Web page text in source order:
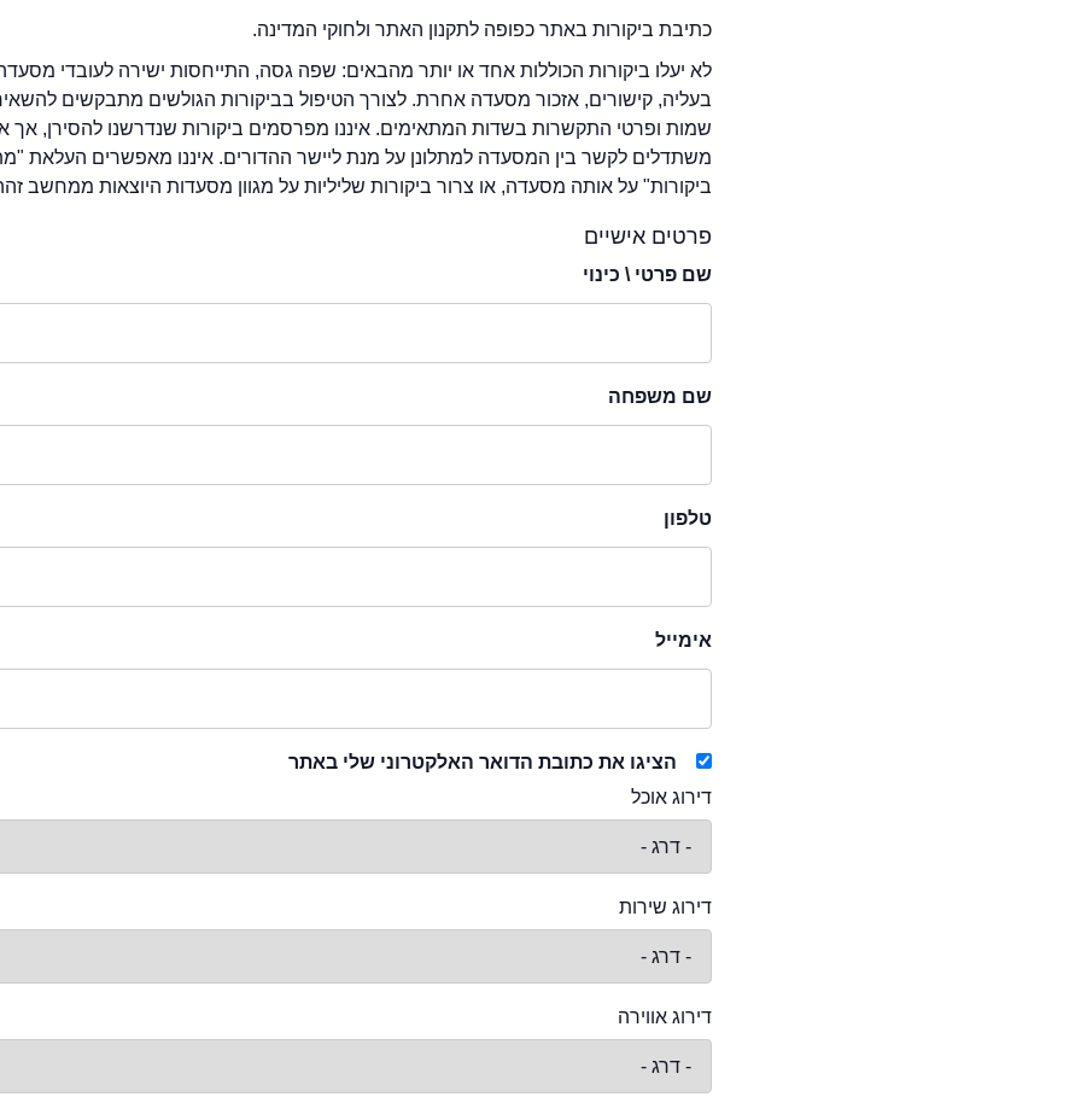
כתיבת ביקורות באתר כפופה לתקנון האתר ולחוקי המדינה.
לא יעלו ביקורות הכוללות אחד או יותר מהבאים: שפה גסה, התייחסות ישירה לעובדי
בעליה, קישורים, אזכור מסעדה אחרת. לצורך הטיפול בביקורות הגולשים מתבקשים
שמות ופרטי התקשרות בשדות המתאימים. איננו מפרסמים ביקורות שנדרשנו להסירן, אך
משתדלים לקשר בין המסעדה למתלונן על מנת ליישר ההדורים. איננו מאפשרים העלאת
ביקורות" על אותה מסעדה, או צרור ביקורות שליליות על מגוון מסעדות היוצאות ממחשב
פרטים אישיים
שם פרטי \ כינוי
שם משפחה
טלפון
אימייל
הציגו את כתובת הדואר האלקטרוני שלי באתר
דירוג אוכל
דירוג שירות
דירוג אווירה